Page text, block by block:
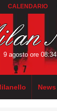
CALENDARIO
9 agosto ore 08:34
News